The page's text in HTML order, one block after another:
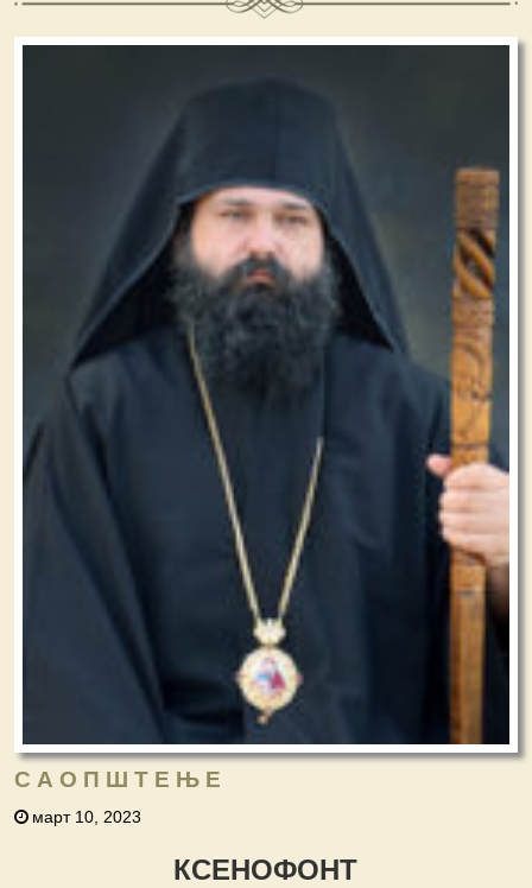
С А О П Ш Т Е Њ Е
март 10, 2023
КСЕНОФОНТ